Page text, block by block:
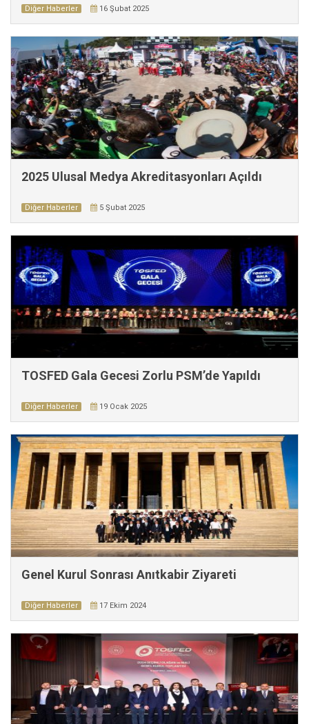
Diğer Haberler 16 Şubat 2025
2025 Ulusal Medya Akreditasyonları Açıldı
Diğer Haberler 5 Şubat 2025
TOSFED Gala Gecesi Zorlu PSM’de Yapıldı
Diğer Haberler 19 Ocak 2025
Genel Kurul Sonrası Anıtkabir Ziyareti
Diğer Haberler 17 Ekim 2024